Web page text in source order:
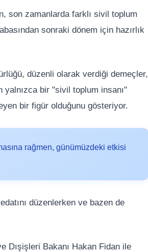
son zamanlarda farklı sivil toplum
sonraki dönem için hazırlık
düzenli olarak verdiği demeçler,
bir "sivil toplum insanı"
bir figür olduğunu gösteriyor.
rağmen, günümüzdeki etkisi
düzenlerken ve bazen de
Dışişleri Bakanı Hakan Fidan ile